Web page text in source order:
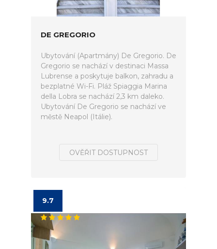
DE GREGORIO
Ubytování (Apartmány) De Gregorio. De
Gregorio se nachází v destinaci Massa
Lubrense a poskytuje balkon, zahradu a
bezplatné Wi-Fi. Pláž Spiaggia Marina
della Lobra se nachází 2,3 km daleko.
Ubytování De Gregorio se nachází ve
městě Neapol (Itálie).
OVĚŘIT DOSTUPNOST
9.7